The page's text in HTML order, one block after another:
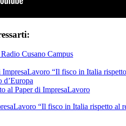
Cusano Campus
“Il fisco in Italia
d’Europa
al Paper di ImpresaLavoro
“Il fisco in Italia rispetto al